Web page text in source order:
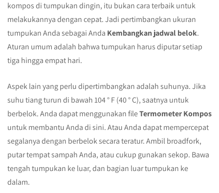
kompos di tumpukan dingin, itu bukan cara terbaik untuk
melakukannya dengan cepat. Jadi pertimbangkan ukuran
tumpukan Anda sebagai Anda Kembangkan jadwal belok.
Aturan umum adalah bahwa tumpukan harus diputar setiap
tiga hingga empat hari.
Aspek lain yang perlu dipertimbangkan adalah suhunya. Jika
suhu tiang turun di bawah 104 ° F (40 ° C), saatnya untuk
berbelok. Anda dapat menggunakan fileTermometer Kompos
untuk membantu Anda di sini. Atau Anda dapat mempercepat
segalanya dengan berbelok secara teratur. Ambil broadfork,
putar tempat sampah Anda, atau cukup gunakan sekop. Bawa
tengah tumpukan ke luar, dan bagian luar tumpukan ke
dalam.